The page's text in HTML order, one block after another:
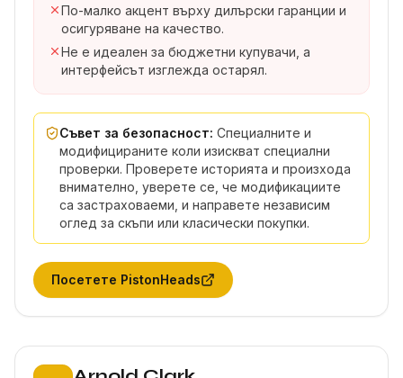
По-малко акцент върху дилърски гаранции и
осигуряване на качество.
Не е идеален за бюджетни купувачи, а
интерфейсът изглежда остарял.
Съвет за безопасност: Специалните и
модифицираните коли изискват специални
проверки. Проверете историята и произхода
внимателно, уверете се, че модификациите
са застраховаеми, и направете независим
оглед за скъпи или класически покупки.
Посетете PistonHeads